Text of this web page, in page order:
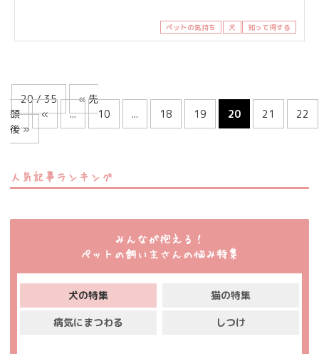
ペットの気持ち 犬 知って得する
20 / 35
« 先
頭
« ... 10 ... 18 19 20 21
22
後 »
人気記事ランキング
みんなが抱える！
ペットの飼い主さんの悩み特集
犬の特集
猫の特集
病気にまつわる
しつけ